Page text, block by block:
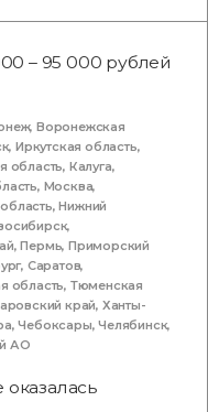
– 95 000 рублей
,Воронежская
,Иркутская область,
область, Калуга,
, Москва,
,Нижний
,
,Пермь,Приморский
, Саратов,
область, Тюменская
край, Ханты-
,Чебоксары,Челябинск,
АО